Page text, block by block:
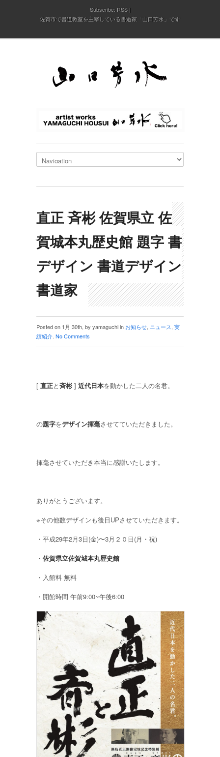
Subscribe: RSS
佐賀市で書道教室を主宰している書道家「山口芳水」です
直正 斉彬 佐賀県立 佐
賀城本丸歴史館 題字 書
デザイン 書道デザイン
書道家
Posted on 1月 30th, by yamaguchi in お知らせ, ニュース, 実
績紹介. No Comments
[ 直正と斉彬] 近代日本を動かした二人の名君。
の題字をデザイン揮毫させてていただきました。
揮毫させていただき本当に感謝いたします。
ありがとうございます。
※その他数デザインも後日UPさせていただきます。
・平成29年2月3日(金)〜3月２０日(月・祝)
・ 佐賀県立佐賀城本丸歴史館
・入館料 無料
・開館時間 午前9:00~午後6:00